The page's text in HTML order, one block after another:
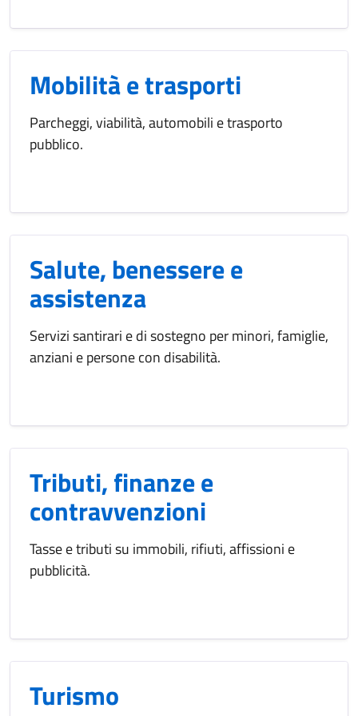
Mobilità e trasporti
Parcheggi, viabilità, automobili e trasporto
pubblico.
Salute, benessere e
assistenza
Servizi santirari e di sostegno per minori, famiglie,
anziani e persone con disabilità.
Tributi, finanze e
contravvenzioni
Tasse e tributi su immobili, rifiuti, affissioni e
pubblicità.
Turismo